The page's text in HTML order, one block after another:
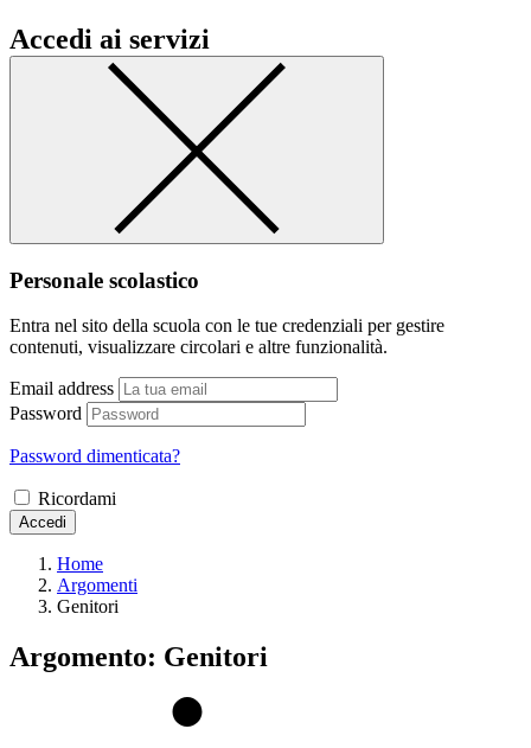
Accedi ai servizi
Personale scolastico
Entra nel sito della scuola con le tue credenziali per gestire
contenuti, visualizzare circolari e altre funzionalità.
Email address
Password
Password dimenticata?
Ricordami
Accedi
Home
Argomenti
Genitori
Argomento: Genitori